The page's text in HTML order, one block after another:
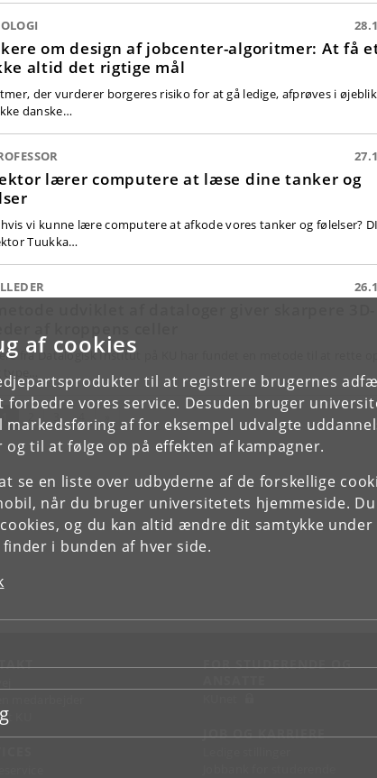
af cookies
til at registrere brugernes
vores service. Desuden bruger
af for eksempel udvalgte
til at følge op på effekten af kampagner.
se en liste over udbyderne af de forskellige
når du bruger universitetets hjemmeside.
og du kan altid ændre dit samtykke under
i bunden af hver side.
om design af jobcenter-algoritmer: At få
altid det rigtige mål
der vurderer borgeres risiko for at gå ledige, afprøves i
danske…
lærer computere at læse dine tanker og
vi kunne lære computere at afkode vores tanker og følelser?
Tuukka…
fra Datalogisk Institut på KU har fundet en metode til at rette op
type…
(nuværende) Næste
KU
FOR STUDERENDE OG
JOB OG KARRIERE